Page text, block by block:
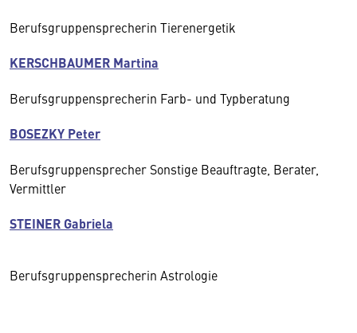
Berufsgruppensprecherin Tierenergetik
KERSCHBAUMER Martina
Berufsgruppensprecherin Farb- und Typberatung
BOSEZKY Peter
Berufsgruppensprecher Sonstige Beauftragte, Berater,
Vermittler
STEINER Gabriela
Berufsgruppensprecherin Astrologie